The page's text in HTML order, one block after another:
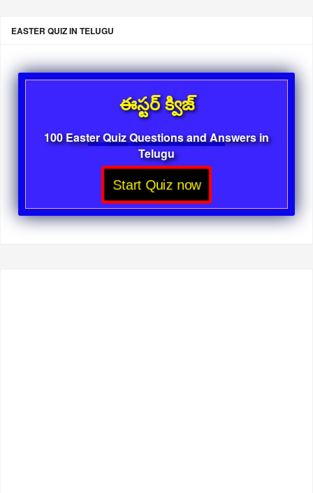
EASTER QUIZ IN TELUGU
ఈస్టర్ క్విజ్
100 Easter Quiz Questions and Answers in
Telugu
Start Quiz now